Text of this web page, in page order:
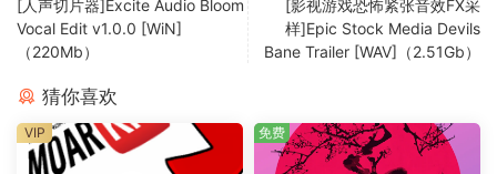
[人声切片器]Excite Audio Bloom
Vocal Edit v1.0.0 [WiN]
（220Mb）
[影视游戏恐怖紧张音效FX采
样]Epic Stock Media Devils
Bane Trailer [WAV]（2.51Gb）
猜你喜欢
VIP 免费